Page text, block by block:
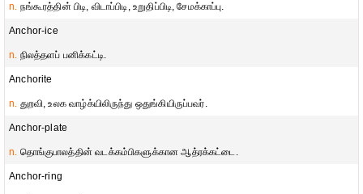
n. நங்கூரத்தின் பிடி, விடாப்பிடி, உறுதிப்பிடி, சேமக்காப்பு.
Anchor-ice
n. நிலத்தளப் பனிக்கட்டி.
Anchorite
n. துறவி, உலக வாழ்க்யிலிருந்து ஒதுங்கியிருப்பவர்.
Anchor-plate
n. தொங்குபாலத்தின் வடக்கம்பிகளுக்கான ஆத்ரக்கட்டை.
Anchor-ring